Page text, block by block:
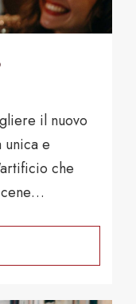
il nuovo
unica e
che
cene…